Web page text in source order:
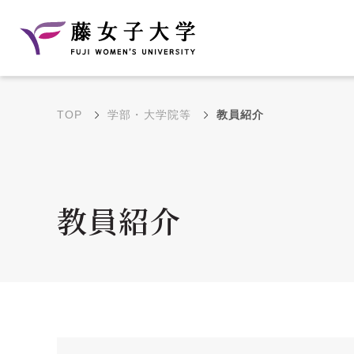
学部・学科の教育目的
大学院の教育目的
TOP 学部・大学院等 教員紹介
教員紹介